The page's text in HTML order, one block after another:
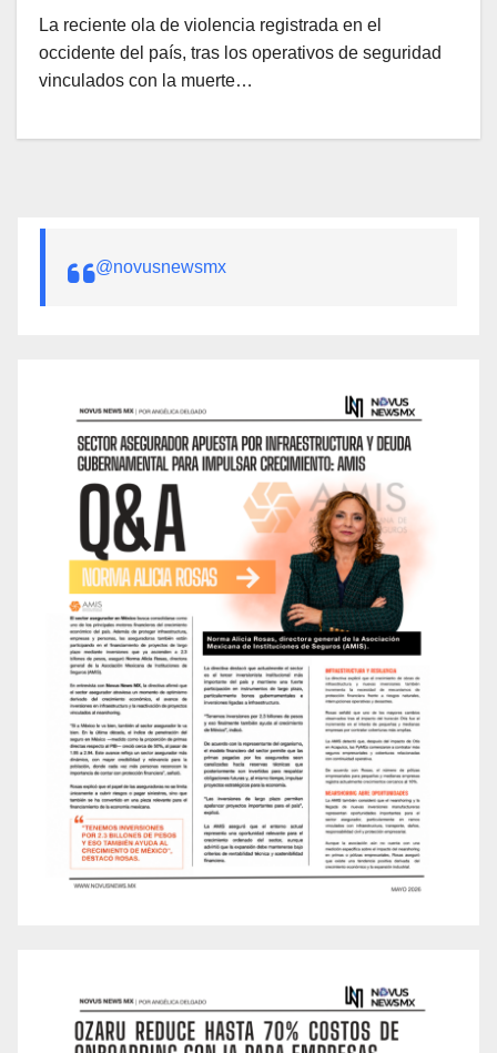
La reciente ola de violencia registrada en el
occidente del país, tras los operativos de seguridad
vinculados con la muerte…
@novusnewsmx